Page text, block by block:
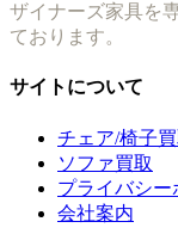
ザイナーズ家具を
ております。
サイトについて
チェア/椅子
ソファ買取
プライバシー
会社案内